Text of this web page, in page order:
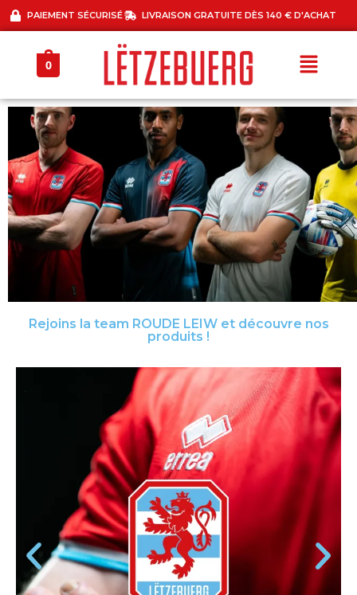
PAIEMENT SÉCURISÉ LIVRAISON GRATUITE DÈS 140 € D'ACHAT
0
30 % OFF ALL
ERREÀ ITEMS
Rejoins la team ROUDE LEIW et découvre nos
produits !